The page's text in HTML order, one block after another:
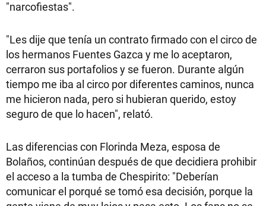
"narcofiestas".
"Les dije que tenía un contrato firmado con el circo de
los hermanos Fuentes Gazca y me lo aceptaron,
cerraron sus portafolios y se fueron. Durante algún
tiempo me iba al circo por diferentes caminos, nunca
me hicieron nada, pero si hubieran querido, estoy
seguro de que lo hacen", relató.
Las diferencias con Florinda Meza, esposa de
Bolaños, continúan después de que decidiera prohibir
el acceso a la tumba de Chespirito: "Deberían
comunicar el porqué se tomó esa decisión, porque la